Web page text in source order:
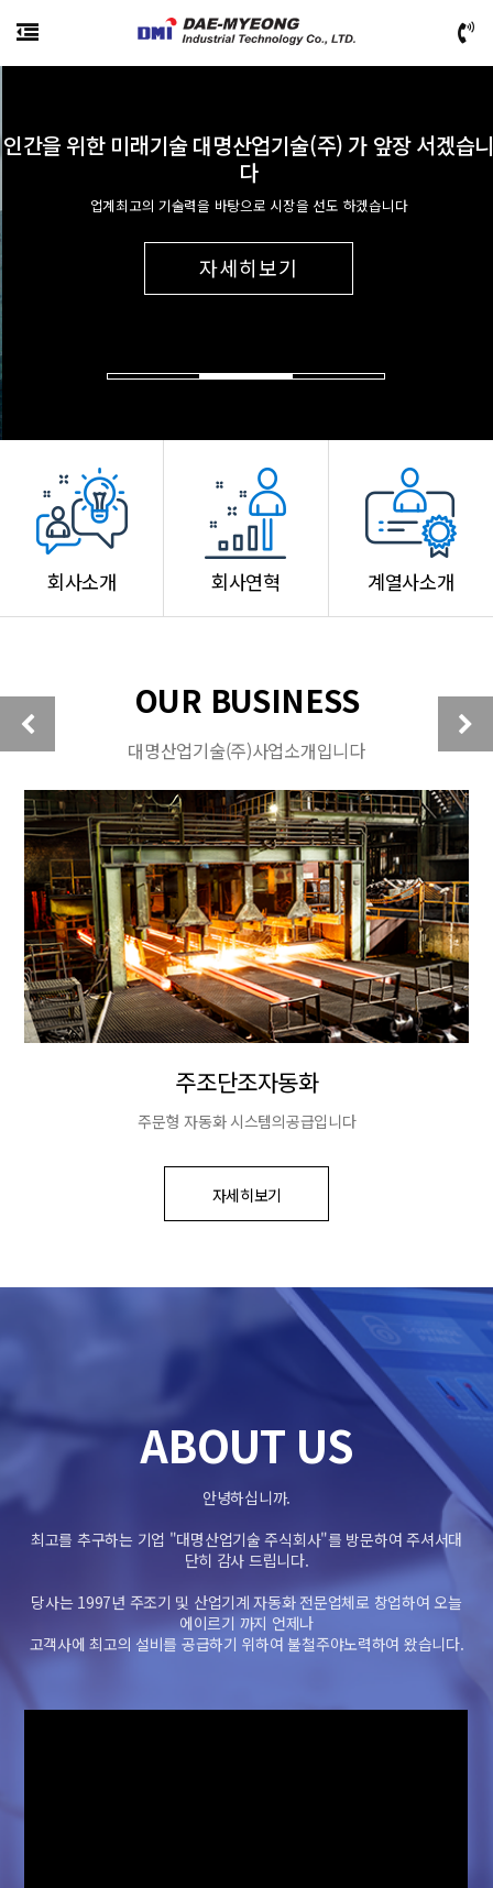
인간을 위한 미래기술 대명산업기술(주) 가 앞장 서겠습니
다
업계최고의 기술력을 바탕으로 시장을 선도 하겠습니다
자세히보기
회사소개 회사연혁 계열사소개
OUR BUSINESS
대명산업기술(주)사업소개입니다
주조단조자동화
주문형 자동화 시스템의공급입니다
자세히보기
ABOUT US
안녕하십니까.
최고를 추구하는 기업 "대명산업기술 주식회사"를 방문하여 주셔서대
단히 감사 드립니다.
당사는 1997년 주조기 및 산업기계 자동화 전문업체로 창업하여 오늘
에이르기 까지 언제나
고객사에 최고의 설비를 공급하기 위하여 불철주야노력하여 왔습니다.